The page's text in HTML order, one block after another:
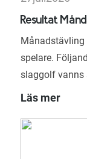
Resultat
spelare.
slaggolf vanns
Läs mer